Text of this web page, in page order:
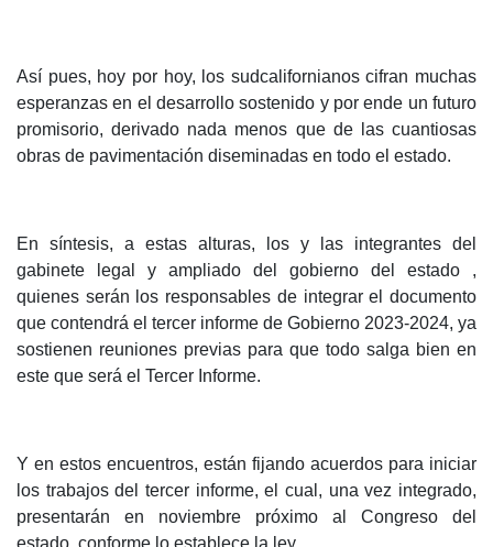
Así pues, hoy por hoy, los sudcalifornianos cifran muchas
esperanzas en el desarrollo sostenido y por ende un futuro
promisorio, derivado nada menos que de las cuantiosas
obras de pavimentación diseminadas en todo el estado.
En síntesis, a estas alturas, los y las integrantes del
gabinete legal y ampliado del gobierno del estado ,
quienes serán los responsables de integrar el documento
que contendrá el tercer informe de Gobierno 2023-2024, ya
sostienen reuniones previas para que todo salga bien en
este que será el Tercer Informe.
Y en estos encuentros, están fijando acuerdos para iniciar
los trabajos del tercer informe, el cual, una vez integrado,
presentarán en noviembre próximo al Congreso del
estado, conforme lo establece la ley.